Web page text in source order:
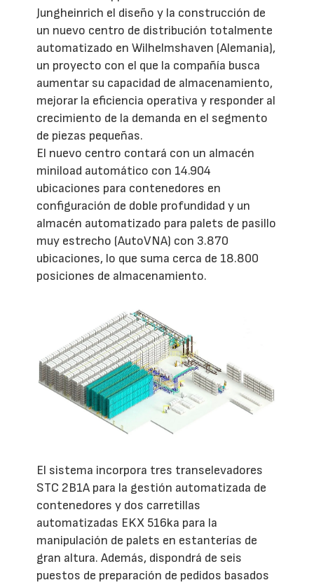
Jungheinrich el diseño y la construcción de
un nuevo centro de distribución totalmente
automatizado en Wilhelmshaven (Alemania),
un proyecto con el que la compañía busca
aumentar su capacidad de almacenamiento,
mejorar la eficiencia operativa y responder al
crecimiento de la demanda en el segmento
de piezas pequeñas.
El nuevo centro contará con un almacén
miniload automático con 14.904
ubicaciones para contenedores en
configuración de doble profundidad y un
almacén automatizado para palets de pasillo
muy estrecho (AutoVNA) con 3.870
ubicaciones, lo que suma cerca de 18.800
posiciones de almacenamiento.
El sistema incorpora tres transelevadores
STC 2B1A para la gestión automatizada de
contenedores y dos carretillas
automatizadas EKX 516ka para la
manipulación de palets en estanterías de
gran altura. Además, dispondrá de seis
puestos de preparación de pedidos basados